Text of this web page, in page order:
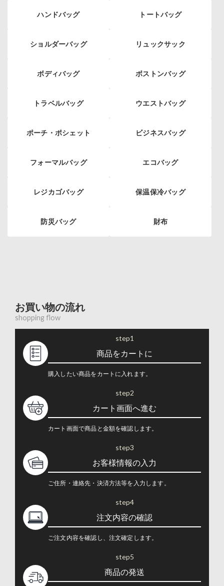
ハンドバッグ トートバッグ
ショルダーバッグ リュックサック
ボディバッグ ボストンバッグ
トラベルバッグ ウエストバッグ
ポーチ・ポシェット ビジネスバッグ
フォーマルバッグ エコバッグ
レジカゴバッグ 保温保冷バッグ
防災バッグ 財布
お買い物の流れ
shopping flow
step1
商品をカートに
購入したい商品をカートに入れます。
step2
カート画面へ進む
カート画面で商品と金額を確認します。
step3
お客様情報の入力
ご住所・連絡先・決済方法等を入力します。
step4
注文内容の確認
ご注文内容を確認し、注文確定します。
step5
商品の発送